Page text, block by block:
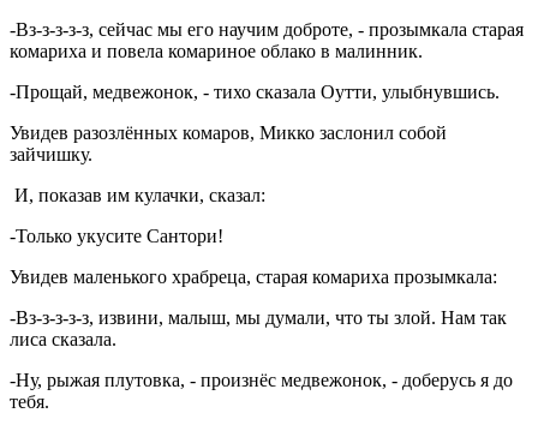
-Вз-з-з-з-з, сейчас мы его научим доброте, - прозымкала старая
комариха и повела комариное облако в малинник.
-Прощай, медвежонок, - тихо сказала Оутти, улыбнувшись.
Увидев разозлённых комаров, Микко заслонил собой
зайчишку.
И, показав им кулачки, сказал:
-Только укусите Сантори!
Увидев маленького храбреца, старая комариха прозымкала:
-Вз-з-з-з-з, извини, малыш, мы думали, что ты злой. Нам так
лиса сказала.
-Ну, рыжая плутовка, - произнёс медвежонок, - доберусь я до
тебя.